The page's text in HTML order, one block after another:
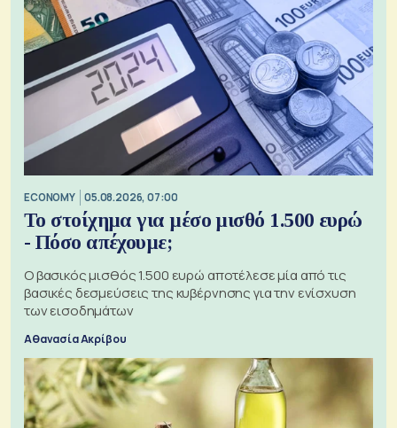
ECONOMY 05.08.2026, 07:00
Το στοίχημα για μέσο μισθό 1.500 ευρώ
- Πόσο απέχουμε;
Ο βασικός μισθός 1.500 ευρώ αποτέλεσε μία από τις
βασικές δεσμεύσεις της κυβέρνησης για την ενίσχυση
των εισοδημάτων
Αθανασία Ακρίβου